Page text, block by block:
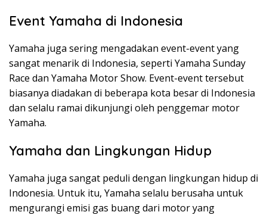
Event Yamaha di Indonesia
Yamaha juga sering mengadakan event-event yang
sangat menarik di Indonesia, seperti Yamaha Sunday
Race dan Yamaha Motor Show. Event-event tersebut
biasanya diadakan di beberapa kota besar di Indonesia
dan selalu ramai dikunjungi oleh penggemar motor
Yamaha.
Yamaha dan Lingkungan Hidup
Yamaha juga sangat peduli dengan lingkungan hidup di
Indonesia. Untuk itu, Yamaha selalu berusaha untuk
mengurangi emisi gas buang dari motor yang